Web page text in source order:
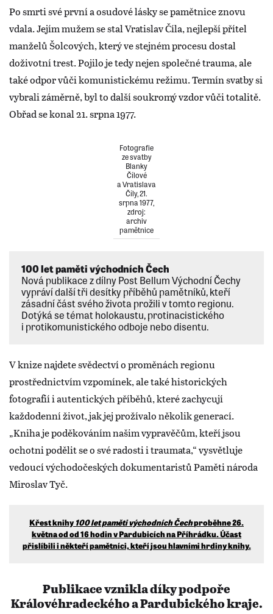
Po smrti své první a osudové lásky se pamětnice znovu
vdala. Jejím mužem se stal Vratislav Číla, nejlepší přítel
manželů Šolcových, který ve stejném procesu dostal
doživotní trest. Pojilo je tedy nejen společné trauma, ale
také odpor vůči komunistickému režimu. Termín svatby si
vybrali záměrně, byl to další soukromý vzdor vůči totalitě.
Obřad se konal 21. srpna 1977.
Fotografie
ze svatby
Blanky
Čílové
a Vratislava
Číly, 21.
srpna 1977,
zdroj:
archiv
pamětnice
100 let paměti východních Čech
Nová publikace z dílny Post Bellum Východní Čechy
vypráví další tři desítky příběhů pamětníků, kteří
zásadní část svého života prožili v tomto regionu.
Dotýká se témat holokaustu, protinacistického
i protikomunistického odboje nebo disentu.
V knize najdete svědectví o proměnách regionu
prostřednictvím vzpomínek, ale také historických
fotografií i autentických příběhů, které zachycují
každodenní život, jak jej prožívalo několik generací.
„Kniha je poděkováním našim vypravěčům, kteří jsou
ochotni podělit se o své radosti i traumata,“ vysvětluje
vedoucí východočeských dokumentaristů Paměti národa
Miroslav Tyč.
Křest knihy100 let paměti východních Čechproběhne 26.
května od od 16 hodin v Pardubicích na Příhrádku. Účast
přislíbili i někteří pamětníci, kteří jsou hlavními hrdiny knihy.
Publikace vznikla díky podpoře
Královéhradeckého a Pardubického kraje.